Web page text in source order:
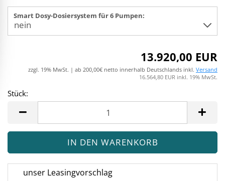
Smart Dosy-Dosiersystem für 6 Pumpen:
13.920,00 EUR
zzgl. 19% MwSt. | ab 200,00€ netto innerhalb Deutschlands inkl. Versand
16.564,80 EUR inkl. 19% MwSt.
Stück:
unser Leasingvorschlag